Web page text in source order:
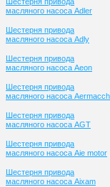
масляного насоса Adler
Шестерня привода
масляного насоса Adly
Шестерня привода
масляного насоса Aeon
Шестерня привода
масляного насоса
Шестерня привода
масляного насоса AGT
Шестерня привода
масляного насоса Aie motor
Шестерня привода
масляного насоса Aixam